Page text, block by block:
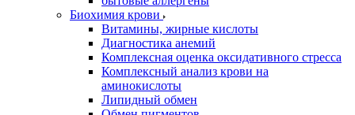
Биохимия крови
Витамины, жирные кислоты
Диагностика анемий
Комплексная оценка оксидативного стресса
Комплексный анализ крови на
аминокислоты
Липидный обмен